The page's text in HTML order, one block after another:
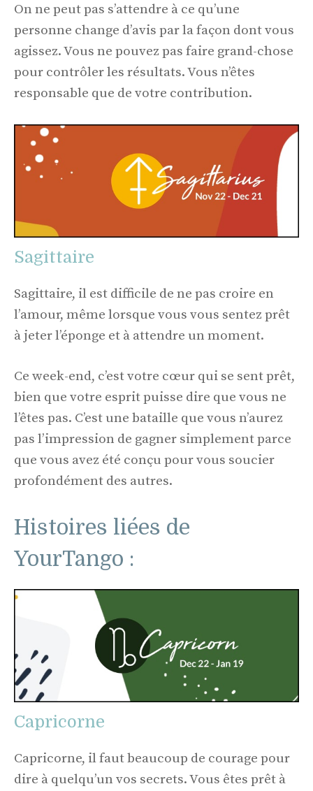
On ne peut pas s’attendre à ce qu’une
personne change d’avis par la façon dont vous
agissez. Vous ne pouvez pas faire grand-chose
pour contrôler les résultats. Vous n’êtes
responsable que de votre contribution.
Sagittaire
Sagittaire, il est difficile de ne pas croire en
l’amour, même lorsque vous vous sentez prêt
à jeter l’éponge et à attendre un moment.
Ce week-end, c’est votre cœur qui se sent prêt,
bien que votre esprit puisse dire que vous ne
l’êtes pas. C’est une bataille que vous n’aurez
pas l’impression de gagner simplement parce
que vous avez été conçu pour vous soucier
profondément des autres.
Histoires liées de
YourTango :
Capricorne
Capricorne, il faut beaucoup de courage pour
dire à quelqu’un vos secrets. Vous êtes prêt à